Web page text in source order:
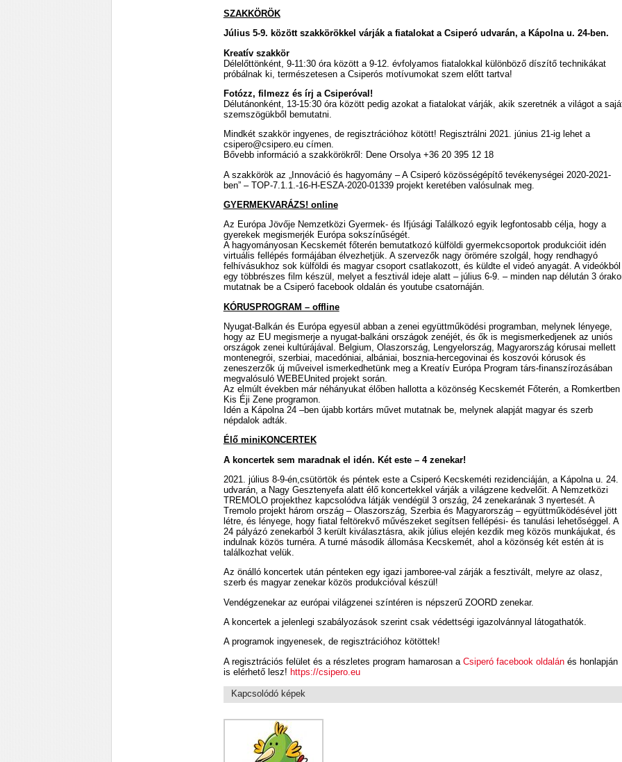
SZAKKÖRÖK
Július 5-9. között szakkörökkel várják a fiatalokat a Csiperó udvarán, a Kápolna u. 24-ben.
Kreatív szakkör
Délelőttönként, 9-11:30 óra között a 9-12. évfolyamos fiatalokkal különböző díszítő technikákat
próbálnak ki, természetesen a Csiperós motívumokat szem előtt tartva!
Fotózz, filmezz és írj a Csiperóval!
Délutánonként, 13-15:30 óra között pedig azokat a fiatalokat várják, akik szeretnék a világot a
szemszögükből bemutatni.
Mindkét szakkör ingyenes, de regisztrációhoz kötött! Regisztrálni 2021. június 21-ig lehet a
csipero@csipero.eu címen.
Bővebb információ a szakkörökről: Dene Orsolya +36 20 395 12 18
A szakkörök az „Innováció és hagyomány – A Csiperó közösségépítő tevékenységei 2020-2021-
ben” – TOP-7.1.1.-16-H-ESZA-2020-01339 projekt keretében valósulnak meg.
GYERMEKVARÁZS! online
Az Európa Jövője Nemzetközi Gyermek- és Ifjúsági Találkozó egyik legfontosabb célja, hogy a
gyerekek megismerjék Európa sokszínűségét.
A hagyományosan Kecskemét főterén bemutatkozó külföldi gyermekcsoportok produkcióit idén
virtuális fellépés formájában élvezhetjük. A szervezők nagy örömére szolgál, hogy rendhagyó
felhívásukhoz sok külföldi és magyar csoport csatlakozott, és küldte el videó anyagát. A videókból
egy többrészes film készül, melyet a fesztivál ideje alatt – július 6-9. – minden nap délután 3
mutatnak be a Csiperó facebook oldalán és youtube csatornáján.
KÓRUSPROGRAM – offline
Nyugat-Balkán és Európa egyesül abban a zenei együttműködési programban, melynek lényege,
hogy az EU megismerje a nyugat-balkáni országok zenéjét, és ők is megismerkedjenek az uniós
országok zenei kultúrájával. Belgium, Olaszország, Lengyelország, Magyarország kórusai mellett
montenegrói, szerbiai, macedóniai, albániai, bosznia-hercegovinai és koszovói kórusok és
zeneszerzők új műveivel ismerkedhetünk meg a Kreatív Európa Program társ-finanszírozásában
megvalósuló WEBEUnited projekt során.
Az elmúlt években már néhányukat élőben hallotta a közönség Kecskemét Főterén, a Romkertben
Kis Éji Zene programon.
Idén a Kápolna 24 –ben újabb kortárs művet mutatnak be, melynek alapját magyar és szerb
népdalok adták.
Élő miniKONCERTEK
A koncertek sem maradnak el idén. Két este – 4 zenekar!
2021. július 8-9-én,csütörtök és péntek este a Csiperó Kecskeméti rezidenciáján, a Kápolna u. 24.
udvarán, a Nagy Gesztenyefa alatt élő koncertekkel várják a világzene kedvelőit. A Nemzetközi
TREMOLO projekthez kapcsolódva látják vendégül 3 ország, 24 zenekarának 3 nyertesét. A
Tremolo projekt három ország – Olaszország, Szerbia és Magyarország – együttműködésével jött
létre, és lényege, hogy fiatal feltörekvő művészeket segítsen fellépési- és tanulási lehetőséggel. A
24 pályázó zenekarból 3 került kiválasztásra, akik július elején kezdik meg közös munkájukat, és
indulnak közös turnéra. A turné második állomása Kecskemét, ahol a közönség két estén át is
találkozhat velük.
Az önálló koncertek után pénteken egy igazi jamboree-val zárják a fesztivált, melyre az olasz,
szerb és magyar zenekar közös produkcióval készül!
Vendégzenekar az európai világzenei színtéren is népszerű ZOORD zenekar.
A koncertek a jelenlegi szabályozások szerint csak védettségi igazolvánnyal látogathatók.
A programok ingyenesek, de regisztrációhoz kötöttek!
A regisztrációs felület és a részletes program hamarosan a Csiperó facebook oldalánés honlapján
is elérhető lesz! https://csipero.eu
Kapcsolódó képek